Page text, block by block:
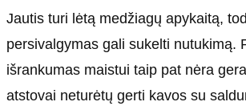
Jautis turi lėtą medžiagų apykaitą,
persivalgymas gali sukelti nutukimą.
išrankumas maistui taip pat nėra
atstovai neturėtų gerti kavos su